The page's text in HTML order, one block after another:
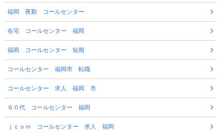
福岡 夜勤 コールセンター
在宅 コールセンター 福岡
福岡 コールセンター 短期
コールセンター 福岡市 転職
コールセンター 求人 福岡 市
６０代 コールセンター 福岡
ｊｃｏｍ コールセンター 求人 福岡